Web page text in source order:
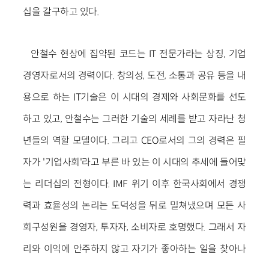
십을 갈구하고 있다.
안철수 현상에 집약된 코드는 IT 전문가라는 상징, 기업
경영자로서의 경력이다. 창의성, 도전, 소통과 공유 등을 내
용으로 하는 IT기술은 이 시대의 경제와 사회문화를 선도
하고 있고, 안철수는 그러한 기술의 세례를 받고 자라난 청
년들의 역할 모델이다. 그리고 CEO로서의 그의 경력은 필
자가 '기업사회'라고 부른 바 있는 이 시대의 추세에 들어맞
는 리더십의 전형이다. IMF 위기 이후 한국사회에서 경쟁
력과 효율성의 논리는 도덕성을 뒤로 밀쳐냈으며 모든 사
회구성원을 경영자, 투자자, 소비자로 호명했다. 그래서 자
리와 이익에 안주하지 않고 자기가 좋아하는 일을 찾아나